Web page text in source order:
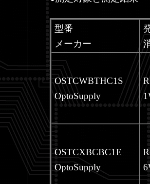
型番
メーカー
OSTCWBTHC1S
OptoSupply
OSTCXBCBC1E
OptoSupply